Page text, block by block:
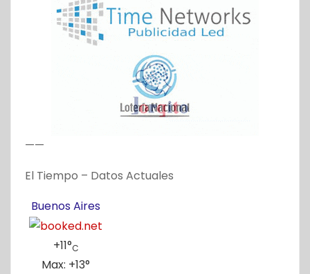
——
El Tiempo – Datos Actuales
Buenos Aires
+11°C
Max: +13°